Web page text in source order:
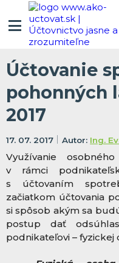
Účtovanie
pohonných
2017
17. 07. 2017 Ing.
Využívanie
v rámci
s účtovaním
začiatkom účtovania
si spôsob akým sa
postup dať
podnikateľovi – fyzickej